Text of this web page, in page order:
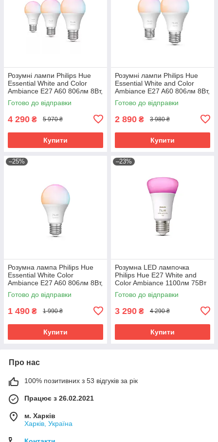
Розумні лампи Philips Hue
Essential White and Color
Ambiance E27 A60 806лм 8Вт,
Bluetooth, Zigbee, 3 шт.
Готово до відправки
4 290 ₴ 5 970 ₴
Купити
Розумні лампи Philips Hue
Essential White and Color
Ambiance E27 A60 806лм 8Вт,
Bluetooth, Zigbee, 2 шт.
Готово до відправки
2 890 ₴ 3 980 ₴
Купити
–25%
Розумна лампа Philips Hue
Essential White Color
Ambiance E27 A60 806лм 8Вт,
Bluetooth, Zigbee, 1 шт.
Готово до відправки
1 490 ₴ 1 990 ₴
Купити
–23%
Розумна LED лампочка
Philips Hue E27 White and
Color Ambiance 1100лм 75Вт
9W, ZigBee, Bluetooth, Apple
HomeKit
Готово до відправки
3 290 ₴ 4 290 ₴
Купити
Про нас
100% позитивних з 53 відгуків за рік
Працює з 26.02.2021
м. Харків
Харків, Україна